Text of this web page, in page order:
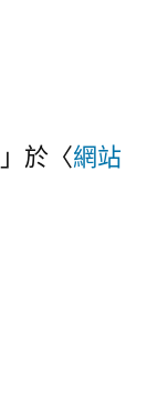
」於〈網站